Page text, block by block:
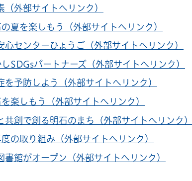
外部サイトへリンク）
夏を楽しもう（外部サイトへリンク）
心センターひょうご（外部サイトへリンク）
SDGsパートナーズ（外部サイトへリンク）
予防しよう（外部サイトへリンク）
楽しもう（外部サイトへリンク）
共創で創る明石のまち（外部サイトへリンク）
の取り組み（外部サイトへリンク）
館がオープン（外部サイトへリンク）